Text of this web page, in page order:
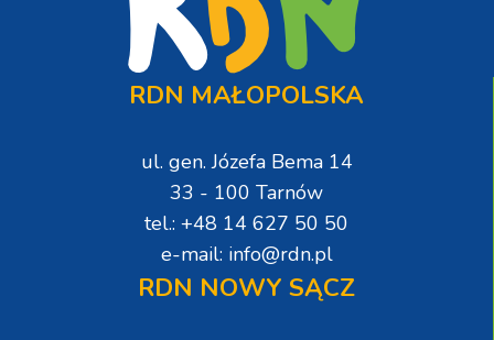
RDN MAŁOPOLSKA
ul. gen. Józefa Bema 14
33 - 100 Tarnów
tel.: +48 14 627 50 50
e-mail: info@rdn.pl
RDN NOWY SĄCZ